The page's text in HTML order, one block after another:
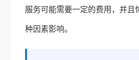
服务可能需要一定的费用，并且
种因素影响。